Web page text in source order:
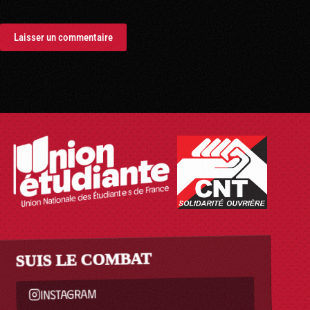
Laisser un commentaire
SUIS LE COMBAT
INSTAGRAM